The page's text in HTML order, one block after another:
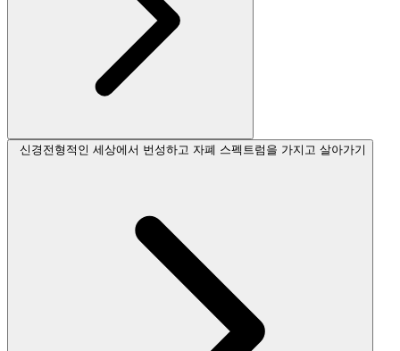
신경전형적인 세상에서 번성하고 자폐 스펙트럼을 가지고 살아가기